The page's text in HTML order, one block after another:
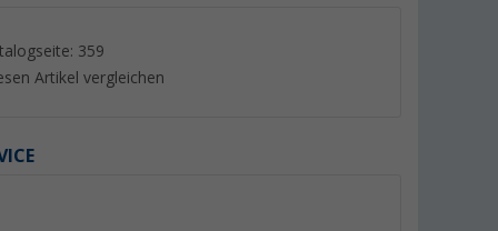
359
Artikel vergleichen